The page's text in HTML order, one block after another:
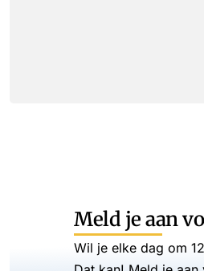
Meld je aan
Wil je elke dag om